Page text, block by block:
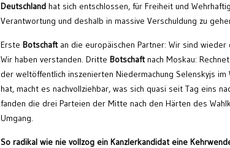
Deutschland hat sich entschlossen, für Freiheit und
Verantwortung und deshalb in massive Verschuldung zu
Erste Botschaftan die europäischen Partner: Wir sind wieder
Wir haben verstanden. Dritte Botschaftnach Moskau:
der weltöffentlich inszenierten Niedermachung Selenskyjs
hat, macht es nachvollziehbar, was sich quasi seit Tag eins
fanden die drei Parteien der Mitte nach den Härten des
Umgang.
So radikal wie nie vollzog ein Kanzlerkandidat eine